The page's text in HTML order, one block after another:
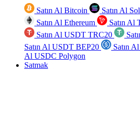
Satın Al Bitcoin Satın Al
Satın Al Ethereum
Satın Al
Satın Al USDT TRC20
Satın Al USDT BEP20
Satın
Al USDC Polygon
Satmak